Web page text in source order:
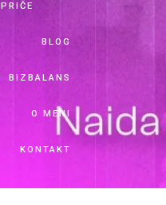
PRIČE
BLOG
BIZBALANS
O MENI
KONTAKT